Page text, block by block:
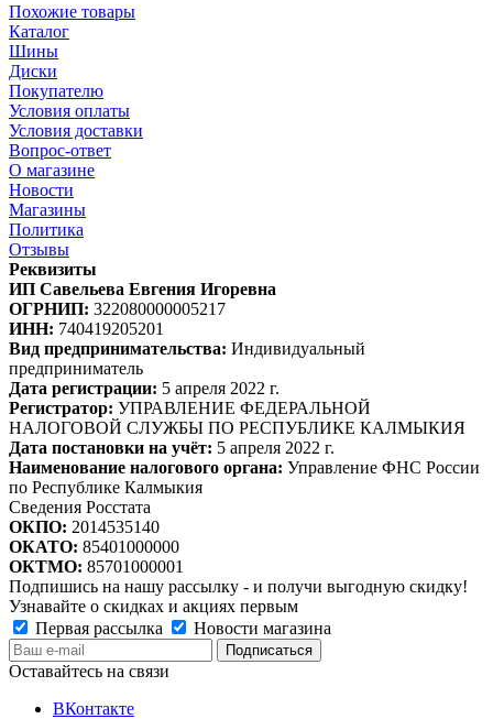
Похожие товары
Каталог
Шины
Диски
Покупателю
Условия оплаты
Условия доставки
Вопрос-ответ
О магазине
Новости
Магазины
Политика
Отзывы
Реквизиты
ИП Савельева Евгения Игоревна
ОГРНИП: 322080000005217
ИНН: 740419205201
Вид предпринимательства: Индивидуальный
предприниматель
Дата регистрации: 5 апреля 2022 г.
Регистратор: УПРАВЛЕНИЕ ФЕДЕРАЛЬНОЙ
НАЛОГОВОЙ СЛУЖБЫ ПО РЕСПУБЛИКЕ КАЛМЫКИЯ
Дата постановки на учёт: 5 апреля 2022 г.
Наименование налогового органа: Управление ФНС России
по Республике Калмыкия
Сведения Росстата
ОКПО: 2014535140
ОКАТО: 85401000000
ОКТМО: 85701000001
Подпишись на нашу рассылку - и получи выгодную скидку!
Узнавайте о скидках и акциях первым
Первая рассылка
Новости магазина
Оставайтесь на связи
ВКонтакте